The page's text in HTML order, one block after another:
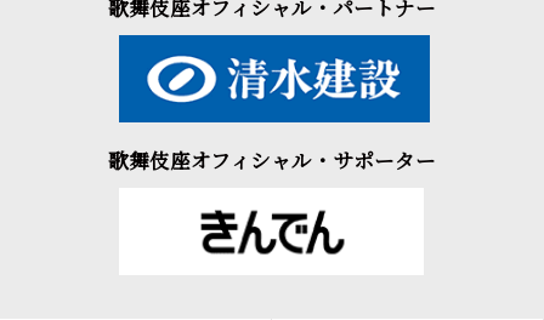
歌舞伎座オフィシャル・パートナー
歌舞伎座オフィシャル・サポーター